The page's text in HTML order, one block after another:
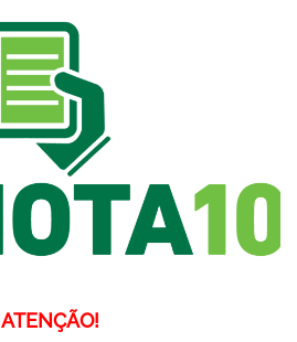
ATENÇÃO!